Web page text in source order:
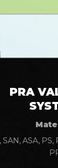
PRA
SAN, ASA, PS,